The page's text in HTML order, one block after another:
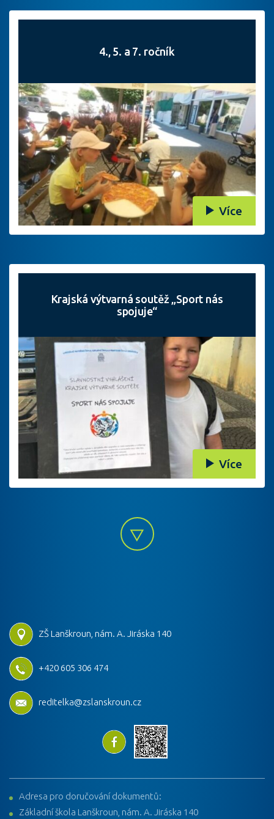
4., 5. a 7. ročník
Více
Krajská výtvarná soutěž „Sport nás
spojuje“
Více
ZŠ Lanškroun, nám. A. Jiráska 140
+420 605 306 474
reditelka@zslanskroun.cz
Adresa pro doručování dokumentů:
Základní škola Lanškroun, nám. A. Jiráska 140